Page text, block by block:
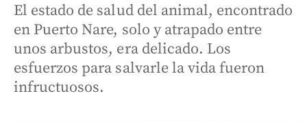
El estado de salud del animal, encontrado
en Puerto Nare, solo y atrapado entre
unos arbustos, era delicado. Los
esfuerzos para salvarle la vida fueron
infructuosos.